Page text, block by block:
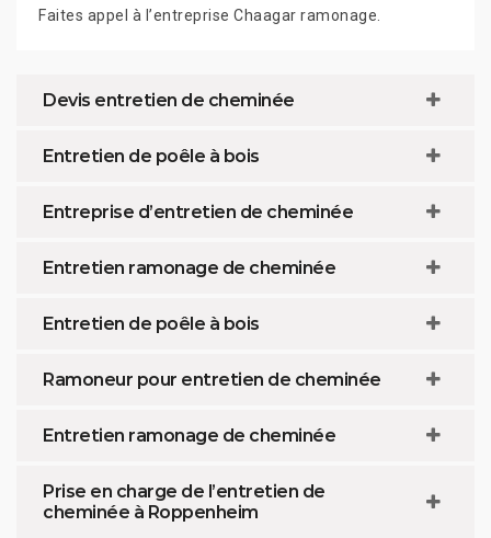
Faites appel à l’entreprise Chaagar ramonage.
Devis entretien de cheminée
Entretien de poêle à bois
Entreprise d’entretien de cheminée
Entretien ramonage de cheminée
Entretien de poêle à bois
Ramoneur pour entretien de cheminée
Entretien ramonage de cheminée
Prise en charge de l’entretien de
cheminée à Roppenheim